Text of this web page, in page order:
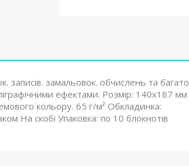
записів. замальовок. обчислень та багато
ефектами. Розмір: 140x187 мм
кольору. 65 г/м² Обкладинка:
На скобі Упаковка: по 10 блокнотів